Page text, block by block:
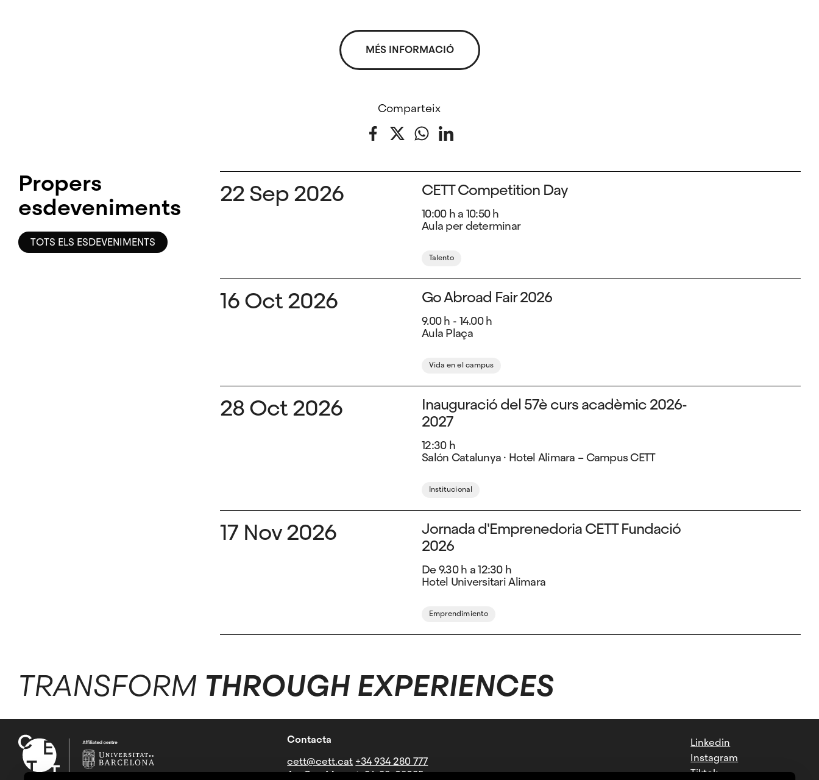
MÉS INFORMACIÓ
Comparteix
Facebook
TwitterWhatsApp
LinkedIn
Propers
esdeveniments
TOTS ELS ESDEVENIMENTS
22 Sep 2026 CETT Competition Day
10:00 h a 10:50 h
Aula per determinar
Talento
16 Oct 2026 Go Abroad Fair 2026
9.00 h - 14.00 h
Aula Plaça
Vida en el campus
28 Oct 2026
Inauguració del 57è curs acadèmic 2026-
2027
12:30 h
Salón Catalunya · Hotel Alimara – Campus CETT
Institucional
17 Nov 2026
Jornada d'Emprenedoria CETT Fundació
2026
De 9.30 h a 12:30 h
Hotel Universitari Alimara
Emprendimiento
TRANSFORM THROUGH EXPERIENCES
Contacta
cett@cett.cat +34 934 280 777
Av. Can Marcet, 36-38, 08035
Linkedin
Instagram
Tiktok